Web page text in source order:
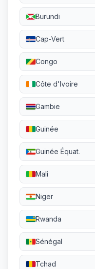
Burundi
Cap-Vert
Congo
Côte d'Ivoire
Gambie
Guinée
Guinée Équat.
Mali
Niger
Rwanda
Sénégal
Tchad